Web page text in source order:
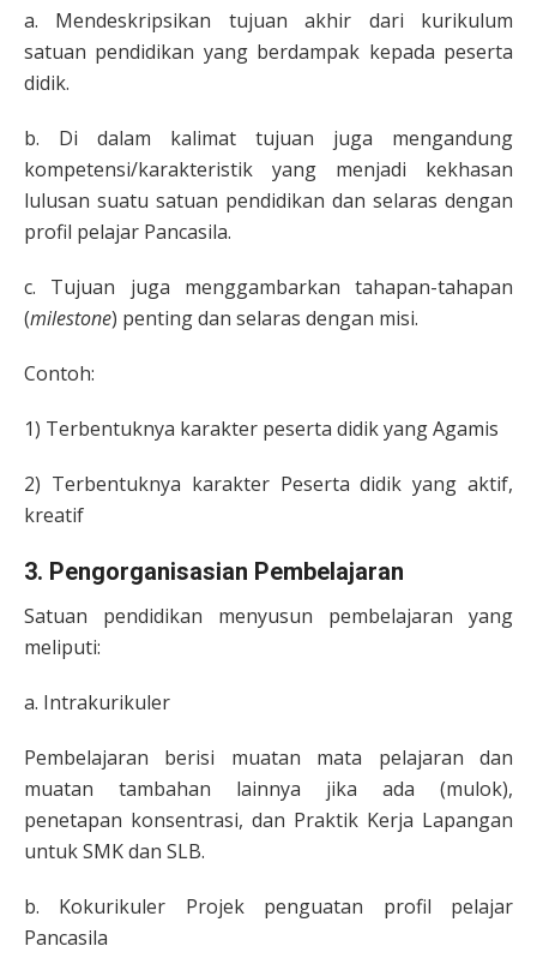
a. Mendeskripsikan tujuan akhir dari kurikulum
satuan pendidikan yang berdampak kepada peserta
didik.
b. Di dalam kalimat tujuan juga mengandung
kompetensi/karakteristik yang menjadi kekhasan
lulusan suatu satuan pendidikan dan selaras dengan
profil pelajar Pancasila.
c. Tujuan juga menggambarkan tahapan-tahapan
(milestone) penting dan selaras dengan misi.
Contoh:
1) Terbentuknya karakter peserta didik yang Agamis
2) Terbentuknya karakter Peserta didik yang aktif,
kreatif
3. Pengorganisasian Pembelajaran
Satuan pendidikan menyusun pembelajaran yang
meliputi:
a. Intrakurikuler
Pembelajaran berisi muatan mata pelajaran dan
muatan tambahan lainnya jika ada (mulok),
penetapan konsentrasi, dan Praktik Kerja Lapangan
untuk SMK dan SLB.
b. Kokurikuler Projek penguatan profil pelajar
Pancasila